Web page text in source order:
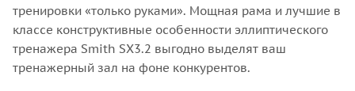
тренировки «только руками». Мощная рама и лучшие в
классе конструктивные особенности эллиптического
тренажера Smith SX3.2 выгодно выделят ваш
тренажерный зал на фоне конкурентов.